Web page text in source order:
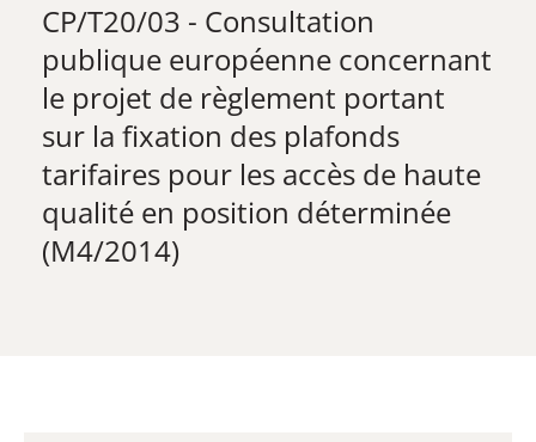
CP/T20/03 - Consultation
publique européenne concernant
le projet de règlement portant
sur la fixation des plafonds
tarifaires pour les accès de haute
qualité en position déterminée
(M4/2014)